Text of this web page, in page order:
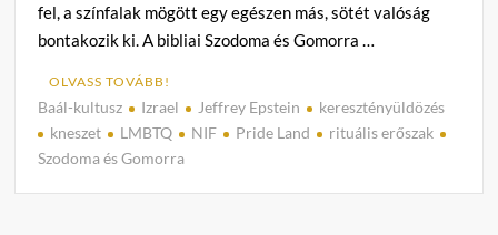
fel, a színfalak mögött egy egészen más, sötét valóság
bontakozik ki. A bibliai Szodoma és Gomorra …
OLVASS TOVÁBB!
Baál-kultusz Izrael Jeffrey Epstein
keresztényüldözés
kneszet
LMBTQ NIF Pride Land
rituális erőszak
Szodoma és Gomorra